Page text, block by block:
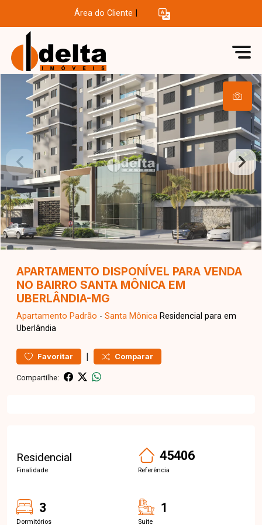
Área do Cliente
APARTAMENTO DISPONÍVEL PARA VENDA
NO BAIRRO SANTA MÔNICA EM
UBERLÂNDIA-MG
Apartamento Padrão - Santa Mônica Residencial para em
Uberlândia
Favoritar | Comparar
Compartilhe:
Residencial
Finalidade
45406
Referência
3
Dormitórios
1
Suite